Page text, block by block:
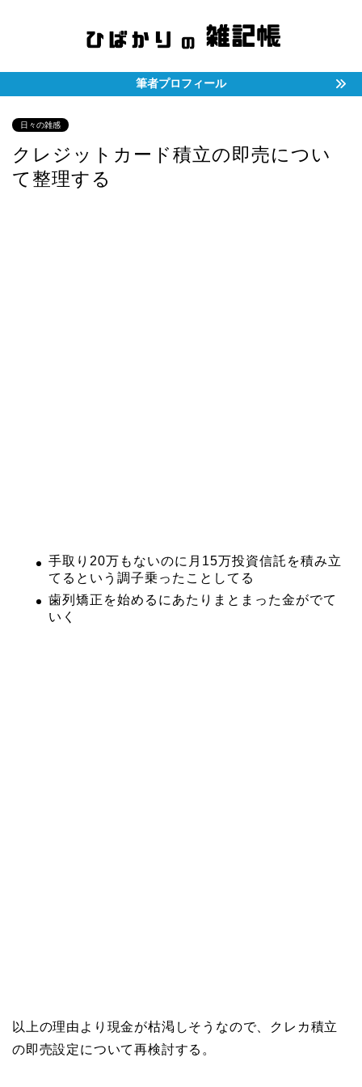
筆者プロフィール
日々の雑感
クレジットカード積立の即売につい
て整理する
手取り20万もないのに月15万投資信託を積み立
てるという調子乗ったことしてる
歯列矯正を始めるにあたりまとまった金がでて
いく
以上の理由より現金が枯渇しそうなので、クレカ積立
の即売設定について再検討する。